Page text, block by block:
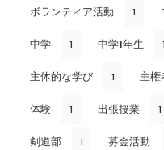
ボランティア活動 1
中学 1 中学1年生 1
主体的な学び 1 主権
体験 1 出張授業 1
剣道部 1 募金活動